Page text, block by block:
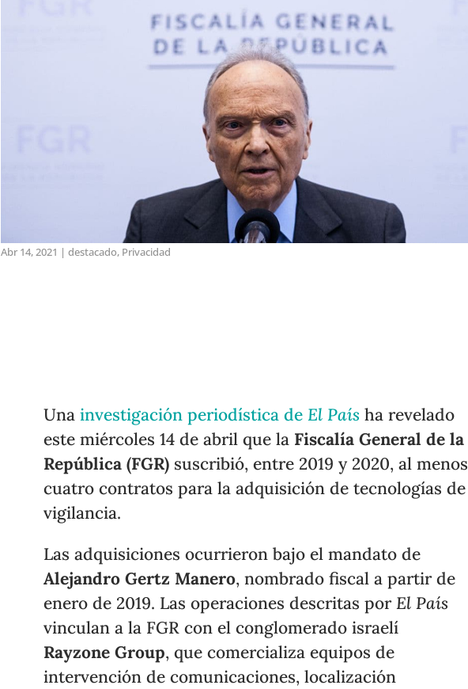
Abr 14, 2021 |destacado, Privacidad
Unainvestigación periodística deEl País ha revelado
este miércoles 14 de abril que la Fiscalía General de la
República (FGR) suscribió, entre 2019 y 2020, al menos
cuatro contratos para la adquisición de tecnologías de
vigilancia.
Las adquisiciones ocurrieron bajo el mandato de
Alejandro Gertz Manero, nombrado fiscal a partir de
enero de 2019. Las operaciones descritas porEl País
vinculan a la FGR con el conglomerado israelí
Rayzone Group, que comercializa equipos de
intervención de comunicaciones, localización